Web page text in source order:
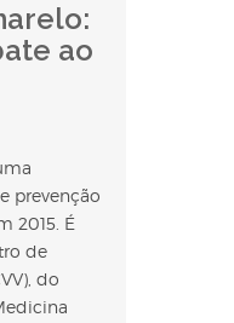
ao
prevenção
2015. É
de
do